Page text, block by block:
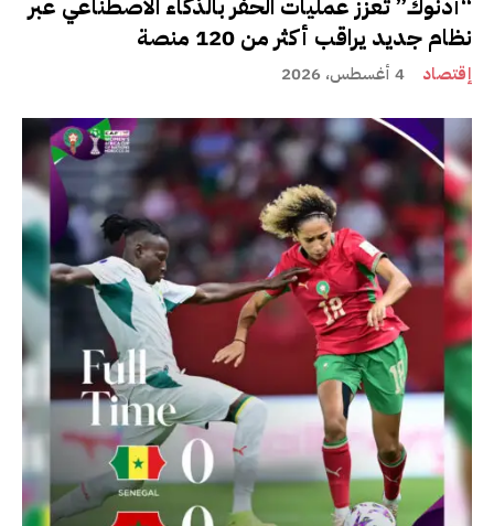
نظام جديد يراقب أكثر من 120 منصة
إقتصاد 4 أغسطس، 2026